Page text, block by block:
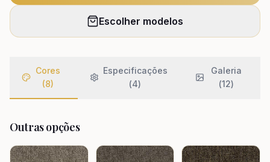
Escolher modelos
Cores
(8)
Especificações
(4)
Galeria
(12)
Outras opções